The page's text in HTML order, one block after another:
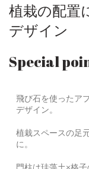
植栽の配置
デザイン
Special
飛び石を使ったア
デザイン。
植栽スペースの足
に。
門柱は珪藻土×格